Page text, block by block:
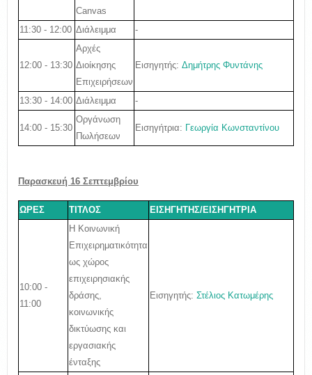
Canvas
11:30 - 12:00 Διάλειμμα -
12:00 - 13:30
Αρχές
Διοίκησης
Επιχειρήσεων
Εισηγητής: Δημήτρης Φυντάνης
13:30 - 14:00 Διάλειμμα -
14:00 - 15:30
Οργάνωση
Πωλήσεων
Εισηγήτρια: Γεωργία Κωνσταντίνου
Παρασκευή 16 Σεπτεμβρίου
ΩΡΕΣ ΤΙΤΛΟΣ ΕΙΣΗΓΗΤΗΣ/ΕΙΣΗΓΗΤΡΙΑ
10:00 -
11:00
Η Κοινωνική
Επιχειρηματικότητα
ως χώρος
επιχειρησιακής
δράσης,
κοινωνικής
δικτύωσης και
εργασιακής
ένταξης
Εισηγητής: Στέλιος Κατωμέρης